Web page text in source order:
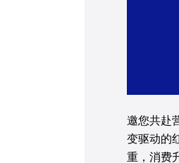
邀您共赴
变驱动的
重，消费